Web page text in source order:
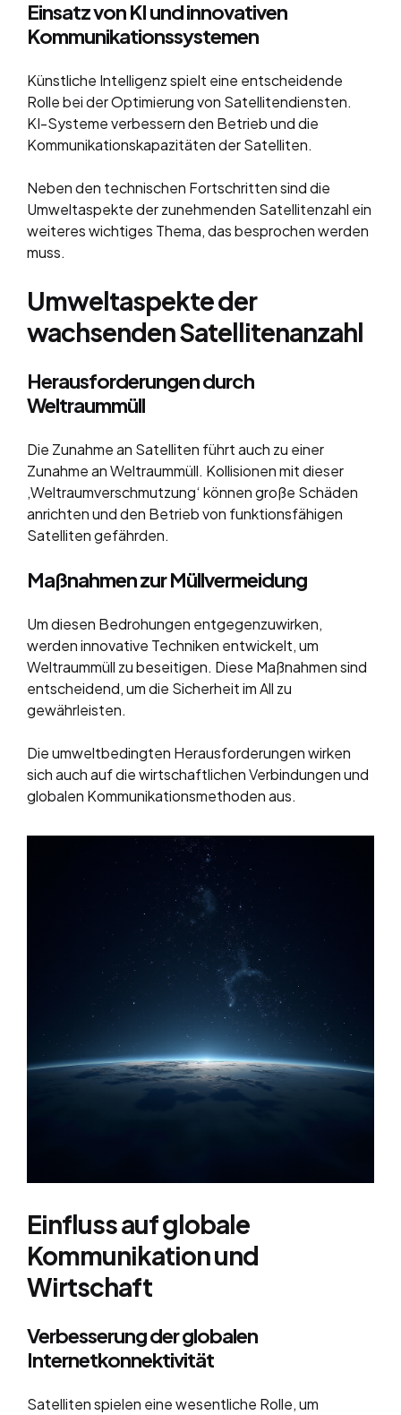
Einsatz von KI und innovativen
Kommunikationssystemen
Künstliche Intelligenz spielt eine entscheidende
Rolle bei der Optimierung von Satellitendiensten.
KI-Systeme verbessern den Betrieb und die
Kommunikationskapazitäten der Satelliten.
Neben den technischen Fortschritten sind die
Umweltaspekte der zunehmenden Satellitenzahl ein
weiteres wichtiges Thema, das besprochen werden
muss.
Umweltaspekte der
wachsenden Satellitenanzahl
Herausforderungen durch
Weltraummüll
Die Zunahme an Satelliten führt auch zu einer
Zunahme an Weltraummüll. Kollisionen mit dieser
‚Weltraumverschmutzung‘ können große Schäden
anrichten und den Betrieb von funktionsfähigen
Satelliten gefährden.
Maßnahmen zur Müllvermeidung
Um diesen Bedrohungen entgegenzuwirken,
werden innovative Techniken entwickelt, um
Weltraummüll zu beseitigen. Diese Maßnahmen sind
entscheidend, um die Sicherheit im All zu
gewährleisten.
Die umweltbedingten Herausforderungen wirken
sich auch auf die wirtschaftlichen Verbindungen und
globalen Kommunikationsmethoden aus.
Einfluss auf globale
Kommunikation und
Wirtschaft
Verbesserung der globalen
Internetkonnektivität
Satelliten spielen eine wesentliche Rolle, um